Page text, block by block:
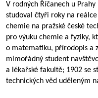
V rodných Říčanech u
studoval čtyři roky na
chemie na pražské české
pro výuku chemie a fyziky,
o matematiku, přírodopis a
mimořádný student
a lékařské fakultě; 1902 se
technických věd uděleným